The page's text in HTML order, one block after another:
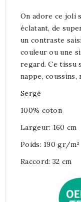
On adore ce joli
éclatant, de
un contraste
couleur ou une
regard. Ce tissu
nappe, coussins,
Sergé
100% coton
Largeur: 160 cm
Poids: 190 gr/m²
Raccord: 32 cm